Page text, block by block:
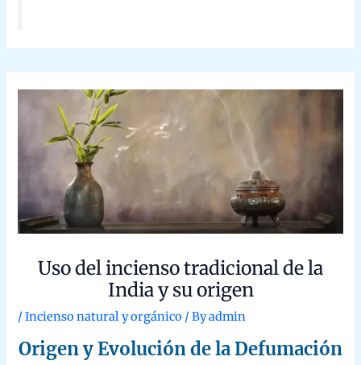
Origen y Evolución de la Defumación
La defumación —el acto ritual de quemar hierbas, resinas o
maderas aromáticas para liberar humo con fines espirituales,
medicinales o energéticos— tiene raíces profundas en culturas
ancestrales de todo el mundo. Desde los antiguos egipcios, que
usaban incienso en templos para honrar a los dioses y purificar
espacios, hasta los pueblos indígenas de las Américas, que
empleaban la salvia blanca, el cedro o el palo santo en
puente entre lo terrenal y lo sagrado. En la tradición china, el
incienso se integró en prácticas taoístas y medicinales; en la
(ofrenda al fuego con hierbas sagradas) forma
parte esencial del ayurveda y los rituales védicos; mientras que
proteger, sanar y conectar con los ancestros. Con el tiempo, esta